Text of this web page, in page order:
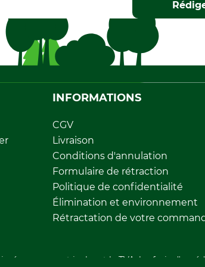
INFORMATIONS
CGV
Livraison
Conditions d'annulation
Formulaire de rétraction
Politique de confidentialité
Élimination et environnement
Rétractation de votre
en euros et incluent la TVA, les frais